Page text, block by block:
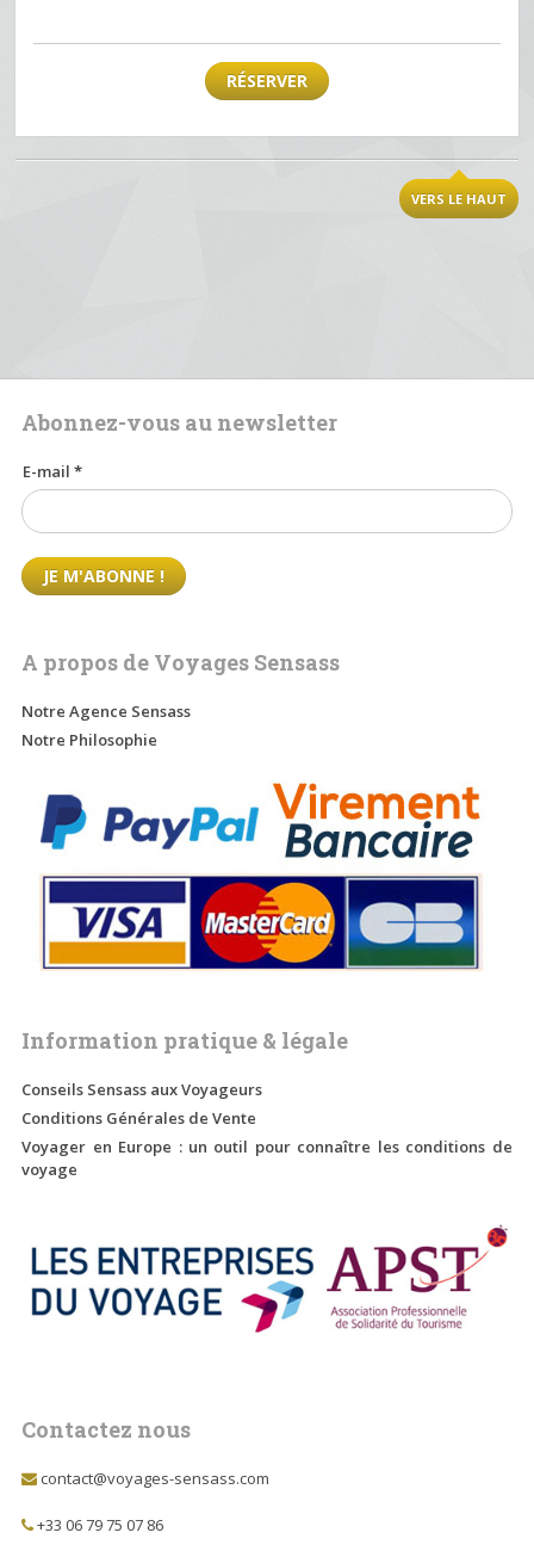
RÉSERVER
VERS LE HAUT
Abonnez-vous au newsletter
E-mail*
A propos de Voyages Sensass
Notre Agence Sensass
Notre Philosophie
Information pratique & légale
Conseils Sensass aux Voyageurs
Conditions Générales de Vente
Voyager en Europe : un outil pour connaître les conditions de
voyage
Contactez nous
contact@voyages-sensass.com
+33 06 79 75 07 86